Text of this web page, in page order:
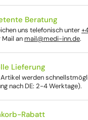
Beratung
uns telefonisch unter
an mail@medi-inn.de.
Lieferung
werden
nach DE: 2-4 Werktage).
Rabatt